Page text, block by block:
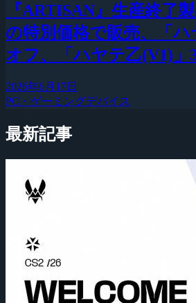
『ARTISAN』生産終了
の特別価格で販売、「ハ
オフ、「ハヤテ乙(V1)」
2026年6月17日
PC・ゲーミングデバイス
最新記事